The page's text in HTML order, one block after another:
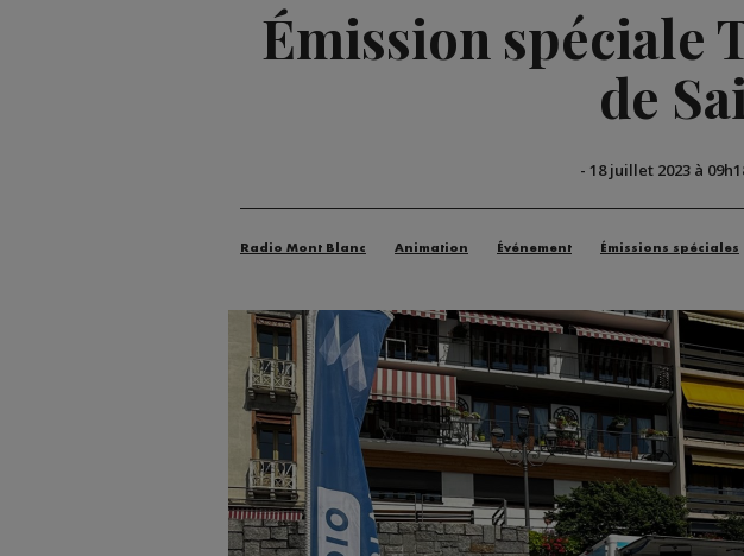
Émission spéciale
de
- 18 juillet 2023 à
Radio Mont Blanc Animation Événement Émissions spéciales